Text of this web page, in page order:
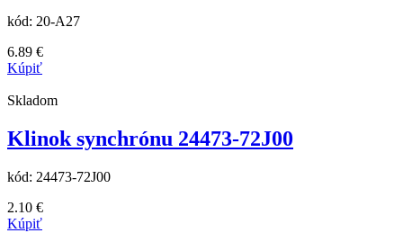
kód: 20-A27
6.89 €
Kúpiť
Skladom
Klinok synchrónu 24473-72J00
kód: 24473-72J00
2.10 €
Kúpiť